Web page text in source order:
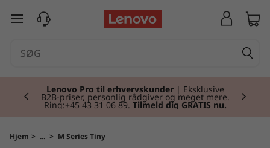
Tspring til hovedindhold
Lenovo Pro til erhvervskunder| Eksklusive
B2B-priser, personlig rådgiver og meget mere.
Ring:+45 43 31 06 89. Tilmeld dig GRATIS nu.
Currently displaying item 2 of 2
Hjem > ... > M Series Tiny